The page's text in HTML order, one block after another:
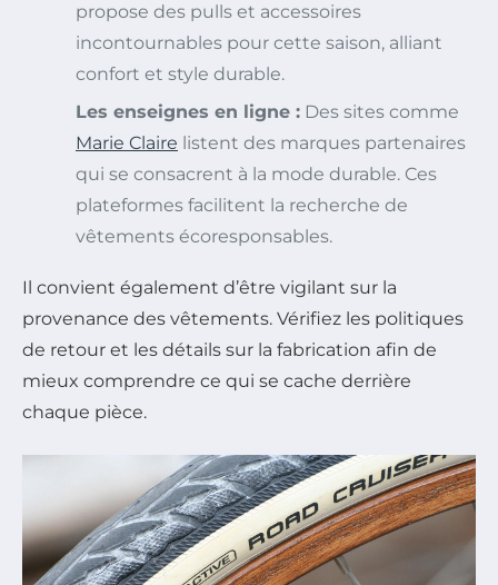
propose des pulls et accessoires
incontournables pour cette saison, alliant
confort et style durable.
Les enseignes en ligne : Des sites comme
Marie Claire listent des marques partenaires
qui se consacrent à la mode durable. Ces
plateformes facilitent la recherche de
vêtements écoresponsables.
Il convient également d’être vigilant sur la
provenance des vêtements. Vérifiez les politiques
de retour et les détails sur la fabrication afin de
mieux comprendre ce qui se cache derrière
chaque pièce.